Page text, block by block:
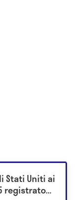
Stati Uniti ai
registrato